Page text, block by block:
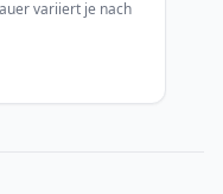
variiert je nach